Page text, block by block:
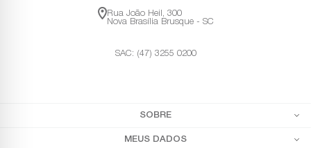
Rua João Heil, 300
Nova Brasília Brusque - SC
SAC: (47) 3255 0200
SOBRE
MEUS DADOS